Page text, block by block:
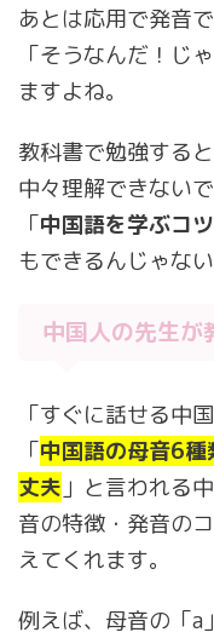
あとは応用で発音
「そうなんだ！じ
ますよね。
教科書で勉強する
中々理解できない
「中国語を学ぶコツ
もできるんじゃな
中国人の先生が
「すぐに話せる中
「中国語の母音6
丈夫」と言われる
音の特徴・発音の
えてくれます。
例えば、母音の「a